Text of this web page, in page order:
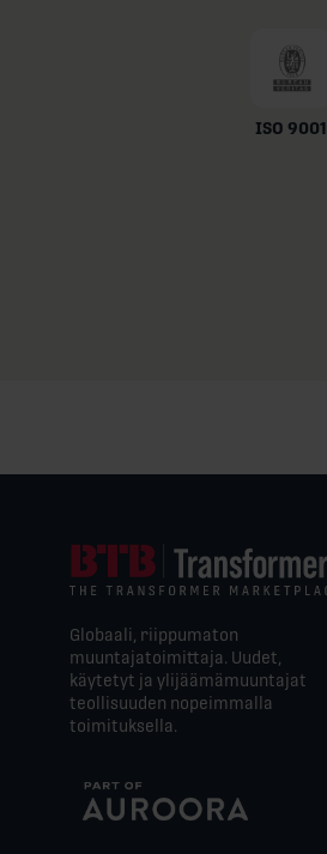
ISO 9001
Globaali, riippumaton
muuntajatoimittaja. Uudet,
käytetyt ja ylijäämämuuntajat
teollisuuden nopeimmalla
toimituksella.